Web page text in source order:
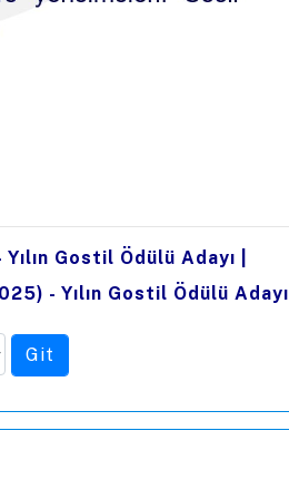
Gostil Ödülü Adayı
- Yılın Gostil Ödülü Adayı